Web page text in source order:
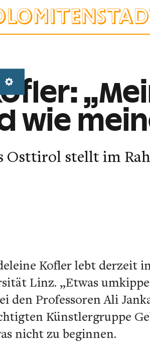
Settings
wie
Osttirol stellt im
Kofler lebt derzeit
Linz. „Etwas
den Professoren Ali
Künstlergruppe
nicht zu beginnen.